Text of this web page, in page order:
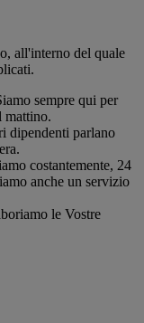
all'interno del quale
sempre qui per
mattino.
dipendenti parlano
costantemente, 24
anche un servizio
le Vostre